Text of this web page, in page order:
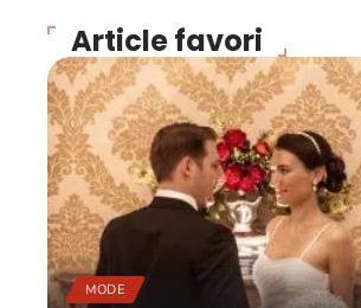
Article favori
MODE